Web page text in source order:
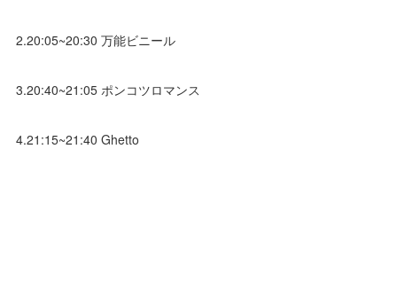
2.20:05~20:30 万能ビニール
3.20:40~21:05 ポンコツロマンス
4.21:15~21:40 Ghetto